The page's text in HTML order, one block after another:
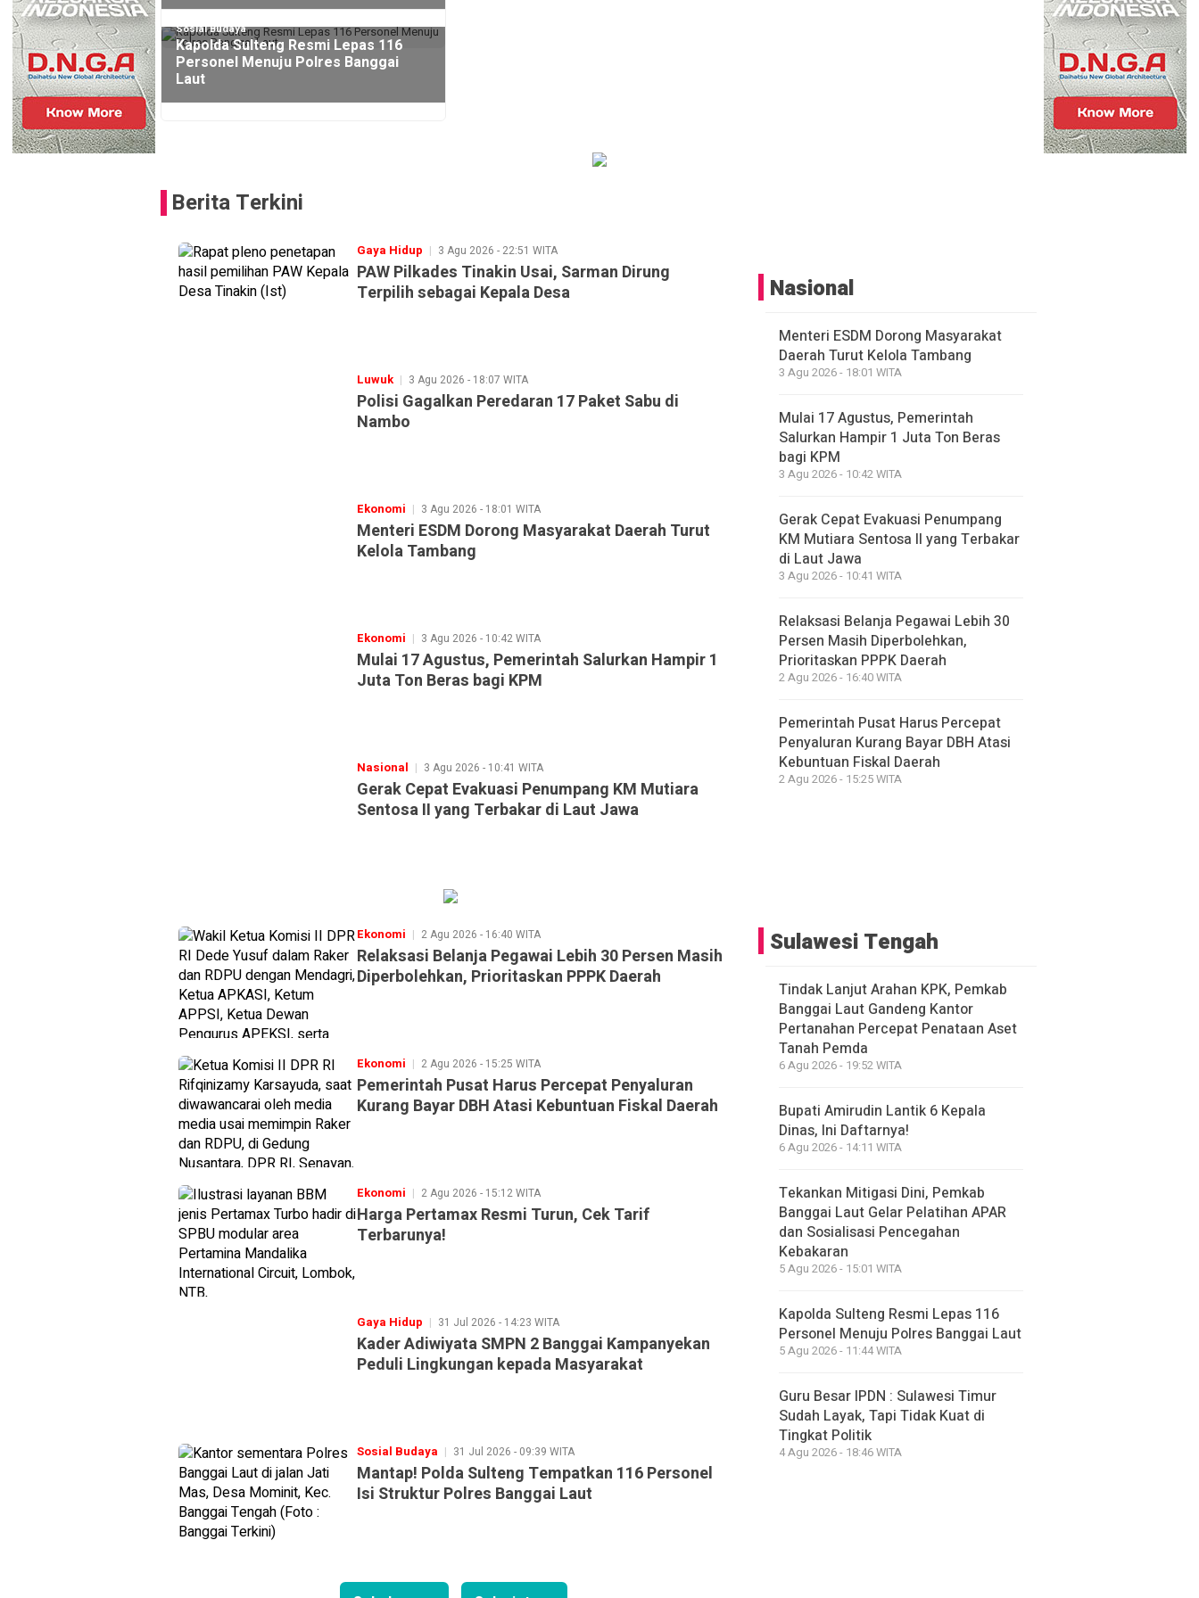
Sosial Budaya
Kapolda Sulteng Resmi Lepas 116
Personel Menuju Polres Banggai
Laut
Berita Terkini
Gaya Hidup 3 Agu 2026 - 22:51 WITA
PAW Pilkades Tinakin Usai, Sarman Dirung
Terpilih sebagai Kepala Desa
Luwuk 3 Agu 2026 - 18:07 WITA
Polisi Gagalkan Peredaran 17 Paket Sabu di
Nambo
Ekonomi 3 Agu 2026 - 18:01 WITA
Menteri ESDM Dorong Masyarakat Daerah Turut
Kelola Tambang
Ekonomi 3 Agu 2026 - 10:42 WITA
Mulai 17 Agustus, Pemerintah Salurkan Hampir 1
Juta Ton Beras bagi KPM
Nasional 3 Agu 2026 - 10:41 WITA
Gerak Cepat Evakuasi Penumpang KM Mutiara
Sentosa II yang Terbakar di Laut Jawa
Ekonomi 2 Agu 2026 - 16:40 WITA
Relaksasi Belanja Pegawai Lebih 30 Persen Masih
Diperbolehkan, Prioritaskan PPPK Daerah
Ekonomi 2 Agu 2026 - 15:25 WITA
Pemerintah Pusat Harus Percepat Penyaluran
Kurang Bayar DBH Atasi Kebuntuan Fiskal Daerah
Ekonomi 2 Agu 2026 - 15:12 WITA
Harga Pertamax Resmi Turun, Cek Tarif
Terbarunya!
Gaya Hidup 31 Jul 2026 - 14:23 WITA
Kader Adiwiyata SMPN 2 Banggai Kampanyekan
Peduli Lingkungan kepada Masyarakat
Sosial Budaya 31 Jul 2026 - 09:39 WITA
Mantap! Polda Sulteng Tempatkan 116 Personel
Isi Struktur Polres Banggai Laut
Nasional
Menteri ESDM Dorong Masyarakat
Daerah Turut Kelola Tambang
3 Agu 2026 - 18:01 WITA
Mulai 17 Agustus, Pemerintah
Salurkan Hampir 1 Juta Ton Beras
bagi KPM
3 Agu 2026 - 10:42 WITA
Gerak Cepat Evakuasi Penumpang
KM Mutiara Sentosa II yang Terbakar
di Laut Jawa
3 Agu 2026 - 10:41 WITA
Relaksasi Belanja Pegawai Lebih 30
Persen Masih Diperbolehkan,
Prioritaskan PPPK Daerah
2 Agu 2026 - 16:40 WITA
Pemerintah Pusat Harus Percepat
Penyaluran Kurang Bayar DBH Atasi
Kebuntuan Fiskal Daerah
2 Agu 2026 - 15:25 WITA
Sulawesi Tengah
Tindak Lanjut Arahan KPK, Pemkab
Banggai Laut Gandeng Kantor
Pertanahan Percepat Penataan Aset
Tanah Pemda
6 Agu 2026 - 19:52 WITA
Bupati Amirudin Lantik 6 Kepala
Dinas, Ini Daftarnya!
6 Agu 2026 - 14:11 WITA
Tekankan Mitigasi Dini, Pemkab
Banggai Laut Gelar Pelatihan APAR
dan Sosialisasi Pencegahan
Kebakaran
5 Agu 2026 - 15:01 WITA
Kapolda Sulteng Resmi Lepas 116
Personel Menuju Polres Banggai Laut
5 Agu 2026 - 11:44 WITA
Guru Besar IPDN : Sulawesi Timur
Sudah Layak, Tapi Tidak Kuat di
Tingkat Politik
4 Agu 2026 - 18:46 WITA